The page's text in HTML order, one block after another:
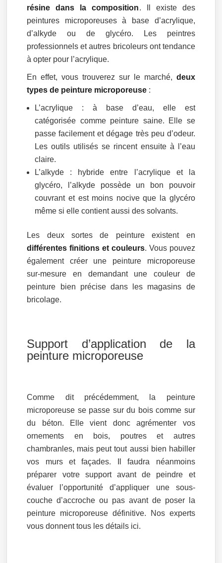
résine dans la composition. Il existe des
peintures microporeuses à base d’acrylique,
d’alkyde ou de glycéro. Les peintres
professionnels et autres bricoleurs ont tendance
à opter pour l’acrylique.
En effet, vous trouverez sur le marché, deux
types de peinture microporeuse :
L’acrylique : à base d’eau, elle est
catégorisée comme peinture saine. Elle se
passe facilement et dégage très peu d’odeur.
Les outils utilisés se rincent ensuite à l’eau
claire.
L’alkyde : hybride entre l’acrylique et la
glycéro, l’alkyde possède un bon pouvoir
couvrant et est moins nocive que la glycéro
même si elle contient aussi des solvants.
Les deux sortes de peinture existent en
différentes finitions et couleurs. Vous pouvez
également créer une peinture microporeuse
sur-mesure en demandant une couleur de
peinture bien précise dans les magasins de
bricolage.
Support d’application de la
peinture microporeuse
Comme dit précédemment, la peinture
microporeuse se passe sur du bois comme sur
du béton. Elle vient donc agrémenter vos
ornements en bois, poutres et autres
chambranles, mais peut tout aussi bien habiller
vos murs et façades. Il faudra néanmoins
préparer votre support avant de peindre et
évaluer l’opportunité d’appliquer une sous-
couche d’accroche ou pas avant de poser la
peinture microporeuse définitive. Nos experts
vous donnent tous les détails ici.